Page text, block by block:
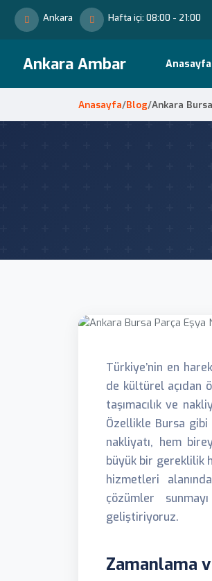
Ankara Hafta içi: 08:00 - 21:00
Ankara Ambar Anasayfa
Anasayfa/Blog/Ankara
Türkiye’nin en
de kültürel açıdan
taşımacılık ve
Özellikle Bursa gibi
nakliyatı, hem
büyük bir gereklilik
hizmetleri
çözümler
geliştiriyoruz.
Zamanlama